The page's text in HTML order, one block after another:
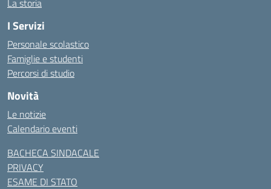
La storia
I Servizi
Personale scolastico
Famiglie e studenti
Percorsi di studio
Novità
Le notizie
Calendario eventi
BACHECA SINDACALE
PRIVACY
ESAME DI STATO